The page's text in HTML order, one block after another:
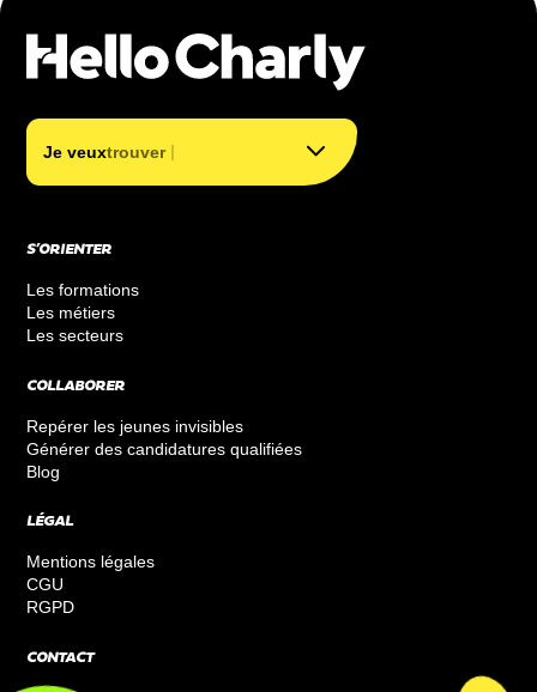
Je veuxtrouver ma fo
trouver mon métier
financer ma formation
S’ORIENTER
Les formations
Les métiers
Les secteurs
COLLABORER
Repérer les jeunes invisibles
Générer des candidatures qualifiées
Blog
LÉGAL
Mentions légales
CGU
RGPD
CONTACT